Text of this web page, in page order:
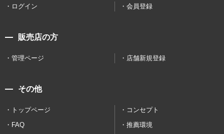
ログイン 会員登録
販売店の方
管理ページ 店舗新規登録
その他
トップページ
コンセプト
FAQ
推薦環境